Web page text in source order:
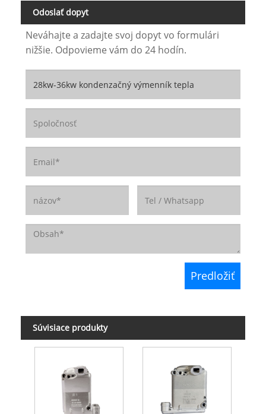
Odoslať dopyt
Neváhajte a zadajte svoj dopyt vo formulári
nižšie. Odpovieme vám do 24 hodín.
Súvisiace produkty